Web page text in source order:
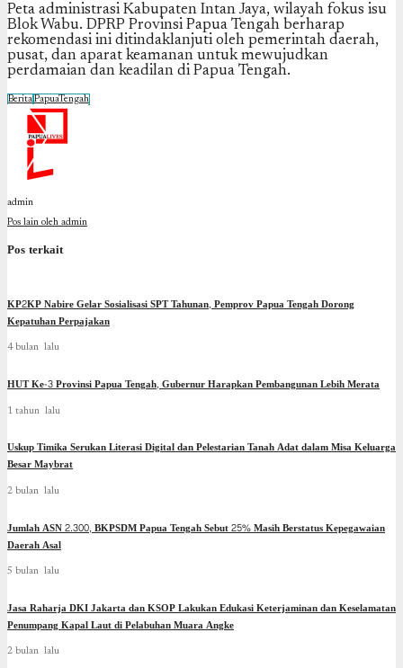
Peta administrasi Kabupaten Intan Jaya, wilayah fokus isu
Blok Wabu. DPRP Provinsi Papua Tengah berharap
rekomendasi ini ditindaklanjuti oleh pemerintah daerah,
pusat, dan aparat keamanan untuk mewujudkan
perdamaian dan keadilan di Papua Tengah.
BeritaPapuaTengah
admin
Pos lain oleh admin
Pos terkait
KP2KP Nabire Gelar Sosialisasi SPT Tahunan, Pemprov Papua Tengah Dorong
Kepatuhan Perpajakan
4 bulan lalu
HUT Ke-3 Provinsi Papua Tengah, Gubernur Harapkan Pembangunan Lebih Merata
1 tahun lalu
Uskup Timika Serukan Literasi Digital dan Pelestarian Tanah Adat dalam Misa Keluarga
Besar Maybrat
2 bulan lalu
Jumlah ASN 2.300, BKPSDM Papua Tengah Sebut 25% Masih Berstatus Kepegawaian
Daerah Asal
5 bulan lalu
Jasa Raharja DKI Jakarta dan KSOP Lakukan Edukasi Keterjaminan dan Keselamatan
Penumpang Kapal Laut di Pelabuhan Muara Angke
2 bulan lalu